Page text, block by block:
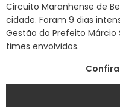
Circuito Maranhense de
cidade. Foram 9 dias
Gestão do Prefeito
times envolvidos.